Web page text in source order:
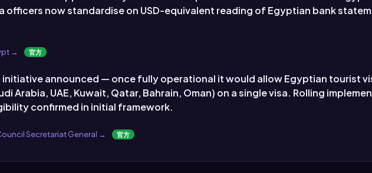
officers now standardise on USD-equivalent reading of Egyptian bank
→
官方
initiative announced — once fully operational it would allow Egyptian tourist
Arabia, UAE, Kuwait, Qatar, Bahrain, Oman) on a single visa. Rolling
confirmed in initial framework.
Secretariat General →
官方